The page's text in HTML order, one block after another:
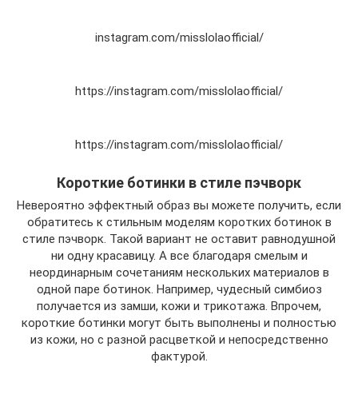
instagram.com/misslolaofficial/
https://instagram.com/misslolaofficial/
https://instagram.com/misslolaofficial/
Короткие ботинки в стиле пэчворк
Невероятно эффектный образ вы можете получить, если
обратитесь к стильным моделям коротких ботинок в
стиле пэчворк. Такой вариант не оставит равнодушной
ни одну красавицу. А все благодаря смелым и
неординарным сочетаниям нескольких материалов в
одной паре ботинок. Например, чудесный симбиоз
получается из замши, кожи и трикотажа. Впрочем,
короткие ботинки могут быть выполнены и полностью
из кожи, но с разной расцветкой и непосредственно
фактурой.